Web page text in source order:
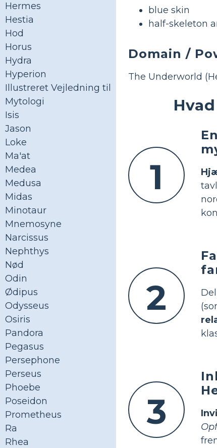
Hermes
Hestia
Hod
Horus
Hydra
Hyperion
Illustreret Vejledning til
Mytologi
Isis
Jason
Loke
Ma'at
Medea
Medusa
Midas
Minotaur
Mnemosyne
Narcissus
Nephthys
Nød
Odin
Ødipus
Odysseus
Osiris
Pandora
Pegasus
Persephone
Perseus
Phoebe
Poseidon
Prometheus
Ra
Rhea
blue skin
half-skeleton
Domain /
The Underworld
1
2
3